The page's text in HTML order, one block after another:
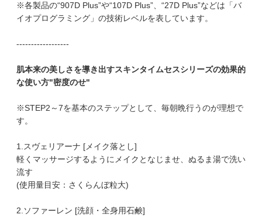
※各製品の“907D Plus”や“107D Plus”、“27D Plus”などは「バ
イオプログラミング」の技術レベルを表しています。
------------------
肌本来の美しさを導き出すスキンタイムセスシリーズの効果的
な使い方"密度のせ"
※STEP2～7を基本のステップとして、毎朝晩行うのが理想で
す。
1.スヴェリアーナ [メイク落とし]
軽くマッサージするようにメイクとなじませ、ぬるま湯で洗い
流す
(使用量目安：さくらんぼ粒大)
2.ソファーレン [洗顔・全身用石鹸]